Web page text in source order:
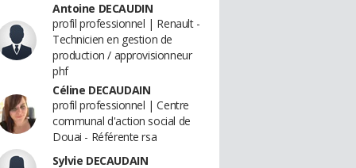
Antoine DECAUDIN
profil professionnel | Renault -
Technicien en gestion de
production / approvisionneur
phf
Céline DECAUDAIN
profil professionnel | Centre
communal d'action social de
Douai - Référente rsa
Sylvie DECAUDAIN